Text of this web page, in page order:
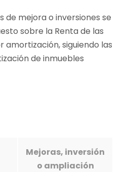
de mejora o inversiones se
sobre la Renta de las
amortización, siguiendo las
de inmuebles
Mejoras, inversión
o ampliación